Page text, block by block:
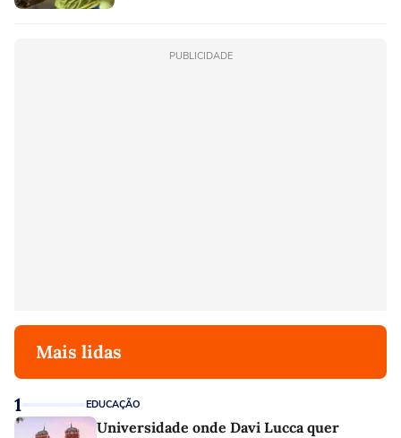
PUBLICIDADE
Mais lidas
1 EDUCAÇÃO
Universidade onde Davi Lucca quer